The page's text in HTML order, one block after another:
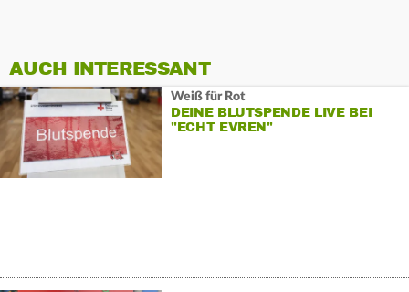
AUCH INTERESSANT
Weiß für Rot
DEINE BLUTSPENDE LIVE BEI
"ECHT EVREN"